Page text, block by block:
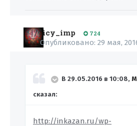
icy_imp 724
Опубликовано: 29 мая,
В 29.05.2016 в 10:08,
сказал:
http://inkazan.ru/wp-